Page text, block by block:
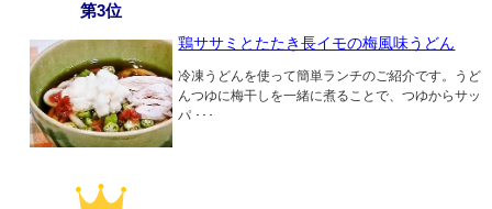
第3位
鶏ササミとたたき長イモの梅風味うどん
冷凍うどんを使って簡単ランチのご紹介です。うど
んつゆに梅干しを一緒に煮ることで、つゆからサッ
パ ･･･